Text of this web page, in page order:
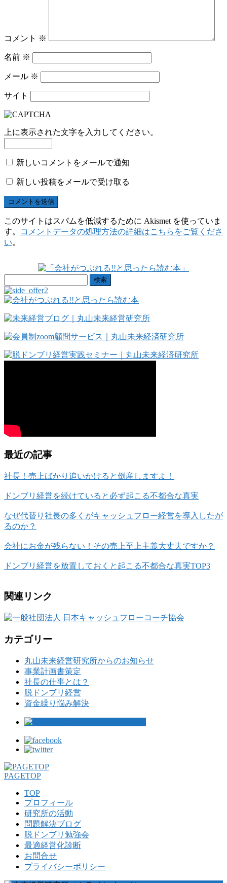
コメント ※
名前 ※
メール ※
サイト
上に表示された文字を入力してください。
新しいコメントをメールで通知
新しい投稿をメールで受け取る
このサイトはスパムを低減するために Akismet を使っていま
す。
コメントデータの処理方法の詳細はこちらをご覧くださ
い。
索:
最近の記事
社長！売上ばかり追いかけると倒産しますよ！
ドンブリ経営を続けていると必ず起こる不都合な真実
なぜ代替り社長の多くがキャッシュフロー経営を導入したが
るのか？
会社にお金が残らない！その売上至上主義大丈夫ですか？
ドンブリ経営を放置しておくと起こる不都合な真実TOP3
関連リンク
カテゴリー
丸山未来経営研究所からのお知らせ
事業計画書策定
社長の仕事とは？
脱ドンブリ経営
資金繰り悩み解決
PAGETOP
TOP
プロフィール
研究所の活動
問題解決ブログ
脱ドンブリ勉強会
最適経営化診断
お問合せ
プライバシーポリシー